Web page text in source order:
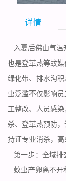
详情
入夏后佛山气温
也是登革热等蚊媒
绿化带、排水沟
虫泛滥不仅影响
工整改、人员感
杀、登革热预防，
持证专业消杀，高
第一步：全域排
蚊虫产卵离不开